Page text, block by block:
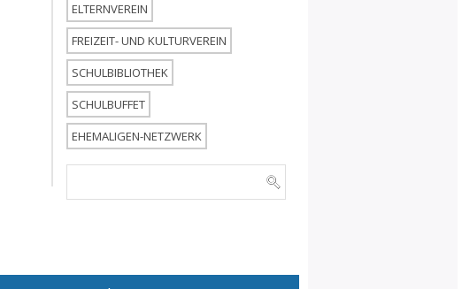
ELTERNVEREIN
FREIZEIT- UND KULTURVEREIN
SCHULBIBLIOTHEK
SCHULBUFFET
EHEMALIGEN-NETZWERK